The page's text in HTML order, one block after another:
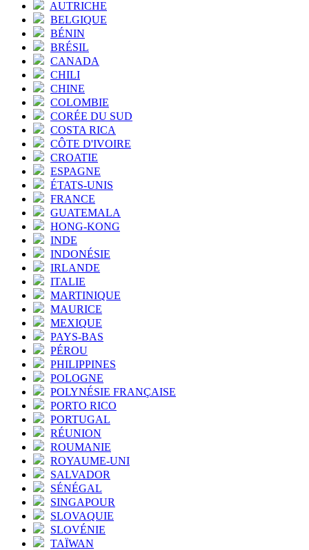
AUTRICHE
BELGIQUE
BÉNIN
BRÉSIL
CANADA
CHILI
CHINE
COLOMBIE
CORÉE DU SUD
COSTA RICA
CÔTE D'IVOIRE
CROATIE
ESPAGNE
ÉTATS-UNIS
FRANCE
GUATEMALA
HONG-KONG
INDE
INDONÉSIE
IRLANDE
ITALIE
MARTINIQUE
MAURICE
MEXIQUE
PAYS-BAS
PÉROU
PHILIPPINES
POLOGNE
POLYNÉSIE FRANÇAISE
PORTO RICO
PORTUGAL
RÉUNION
ROUMANIE
ROYAUME-UNI
SALVADOR
SÉNÉGAL
SINGAPOUR
SLOVAQUIE
SLOVÉNIE
TAÏWAN